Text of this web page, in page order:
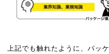
上記でも触れたように、パッ